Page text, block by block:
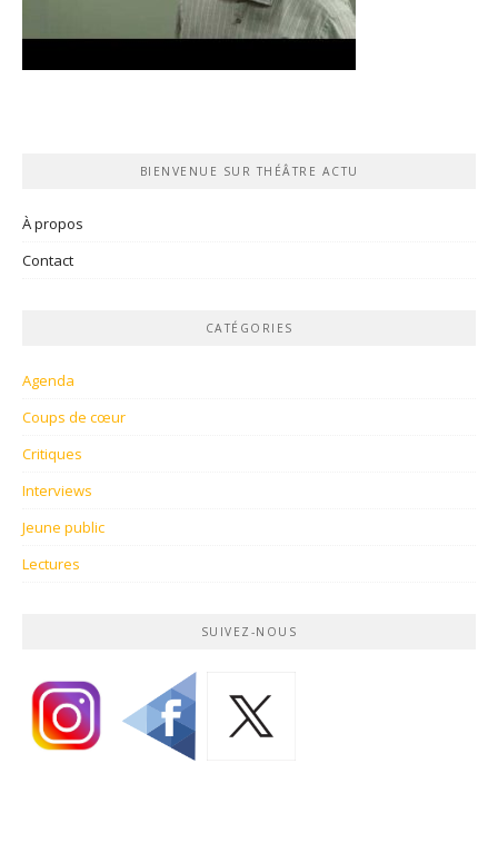
BIENVENUE SUR THÉÂTRE ACTU
À propos
Contact
CATÉGORIES
Agenda
Coups de cœur
Critiques
Interviews
Jeune public
Lectures
SUIVEZ-NOUS